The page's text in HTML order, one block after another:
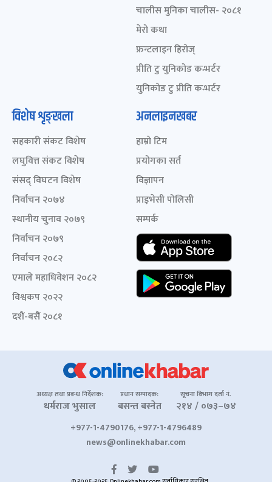
चालीस मुनिका चालीस- २०८१
मेरो कथा
फ्रन्टलाइन हिरोज्
प्रीति टु युनिकोड कन्भर्टर
युनिकोड टु प्रीति कन्भर्टर
विशेष शृङ्खला
सहकारी संकट विशेष
लघुवित्त संकट विशेष
संसद् विघटन विशेष
निर्वाचन २०७४
स्थानीय चुनाव २०७९
निर्वाचन २०७९
निर्वाचन २०८२
एमाले महाधिवेशन २०८२
विश्वकप २०२२
दशैं-बसैं २०८१
अनलाइनखबर
हाम्रो टिम
प्रयोगका सर्त
विज्ञापन
प्राइभेसी पोलिसी
सम्पर्क
अध्यक्ष तथा प्रबन्ध निर्देशक:
धर्मराज भुसाल
प्रधान सम्पादक:
बसन्त बस्नेत
सूचना विभाग दर्ता नं.
२१४ / ०७३–७४
+977-1-4790176, +977-1-4796489
news@onlinekhabar.com